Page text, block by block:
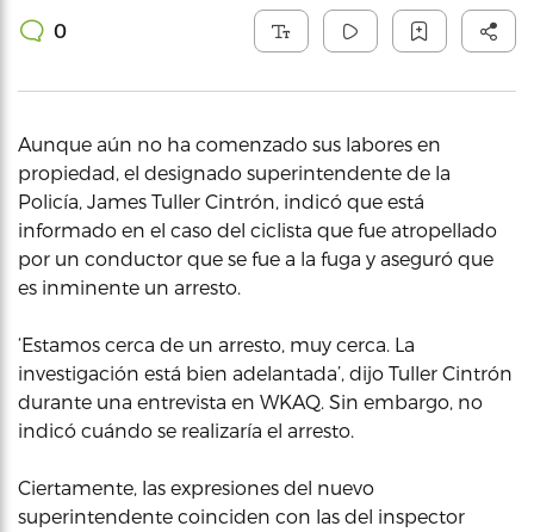
0
Aunque aún no ha comenzado sus labores en
propiedad, el designado superintendente de la
Policía, James Tuller Cintrón, indicó que está
informado en el caso del ciclista que fue atropellado
por un conductor que se fue a la fuga y aseguró que
es inminente un arresto.
‘Estamos cerca de un arresto, muy cerca. La
investigación está bien adelantada’, dijo Tuller Cintrón
durante una entrevista en WKAQ. Sin embargo, no
indicó cuándo se realizaría el arresto.
Ciertamente, las expresiones del nuevo
superintendente coinciden con las del inspector